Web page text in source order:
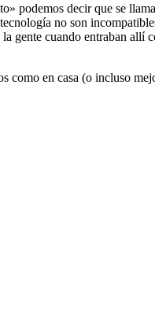
podemos decir que se
no son
gente cuando entraban allí
como en casa (o incluso